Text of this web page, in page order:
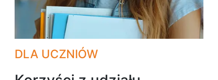
DLA UCZNIÓW